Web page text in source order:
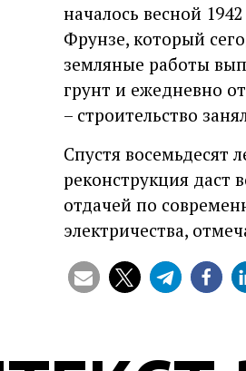
началось весной
Фрунзе, который
земляные работы
грунт и ежедневно
– строительство
Спустя восемьдесят
реконструкция даст
отдачей по
электричества,